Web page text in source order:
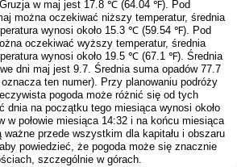
w maj jest 17.8 ℃ (64.04 ℉). Pod
można oczekiwać niższy temperatur, średnia
wynosi około 15.3 ℃ (59.54 ℉). Pod
oczekiwać wyższy temperatur, średnia
wynosi około 19.5 ℃ (67.1 ℉). Średnia
dni maj jest 9.7. Średnia suma opadów 77.7
ten numer). Przy planowaniu podróży
pogoda może różnić się od tych
dnia na początku tego miesiąca wynosi około
w połowie miesiąca 14:32 i na końcu miesiąca
przede wszystkim dla kapitału i obszaru
powiedzieć, że pogoda może się znacznie
szczególnie w górach.